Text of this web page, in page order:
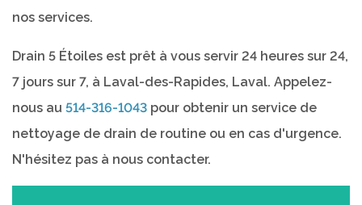
nos services.
Drain 5 Étoiles est prêt à vous servir 24 heures sur 24,
7 jours sur 7, à Laval-des-Rapides, Laval. Appelez-
nous au 514-316-1043 pour obtenir un service de
nettoyage de drain de routine ou en cas d'urgence.
N'hésitez pas à nous contacter.